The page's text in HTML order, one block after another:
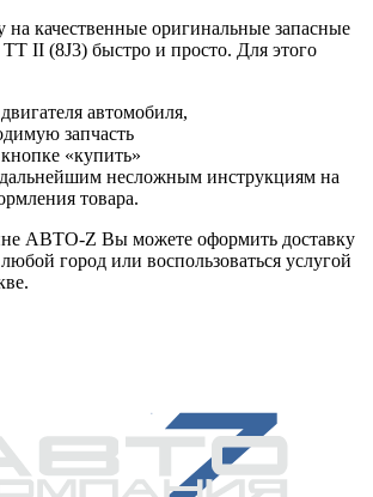
качественные оригинальные запасные
II (8J3) быстро и просто. Для этого
автомобиля,
запчасть
«купить»
дальнейшим несложным инструкциям на
товара.
АВТО-Z Вы можете оформить доставку
город или воспользоваться услугой